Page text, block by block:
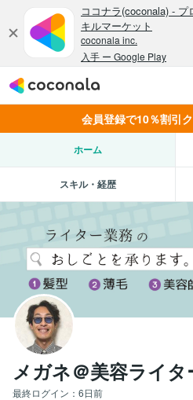
会員登録で10％割引
ホーム
スキル・経歴
メガネ＠美容ライタ
最終ログイン： 6日前